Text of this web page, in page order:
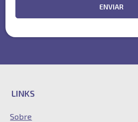
ENVIAR
LINKS
Sobre